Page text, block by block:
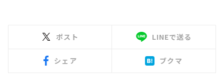
ポスト LINEで送る
シェア ブクマ